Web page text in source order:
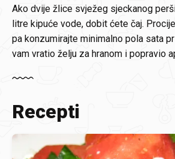
Ako dvije žlice svježeg sjeckanog
litre kipuće vode, dobit ćete čaj.
pa konzumirajte minimalno pola sata
vam vratio želju za hranom i popravio
Recepti